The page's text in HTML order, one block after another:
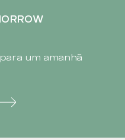
um amanhã